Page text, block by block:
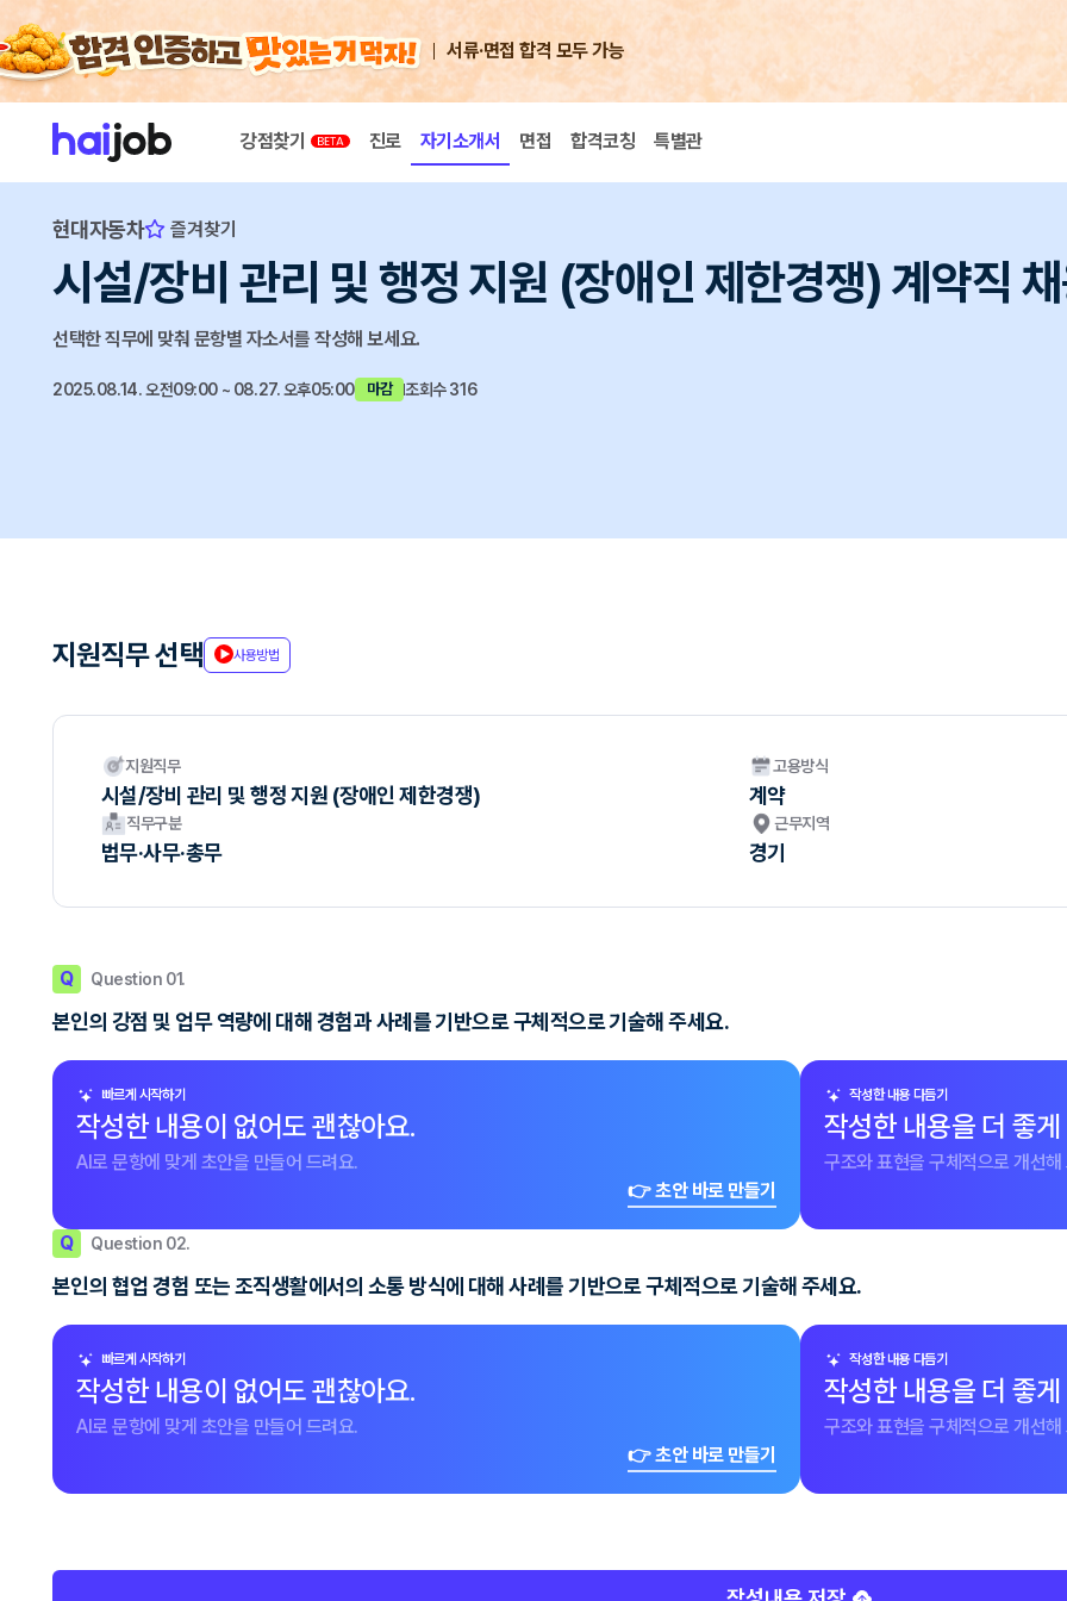
서류·면접 합격 모두 가능
강점찾기 진로 자기소개서 면접 합격코칭 특별관
현대자동차 즐겨찾기
시설/장비 관리 및 행정 지원 (장애인 제한경쟁) 계약직
선택한 직무에 맞춰 문항별 자소서를 작성해 보세요.
2025.08.14. 오전09:00 ~ 08.27. 오후05:00 마감 조회수 316
지원직무 선택 사용방법
지원직무
시설/장비 관리 및 행정 지원 (장애인 제한경쟁)
고용방식
계약
직무구분
법무·사무·총무
근무지역
경기
Q Question 01.
본인의 강점 및 업무 역량에 대해 경험과 사례를 기반으로 구체적으로 기술해 주세요.
빠르게 시작하기
작성한 내용이 없어도 괜찮아요.
AI로 문항에 맞게 초안을 만들어 드려요.
👉 초안 바로 만들기
작성한 내용 다듬기
작성한 내용을 더 좋
구조와 표현을 구체적으로 개선해
Q Question 02.
본인의 협업 경험 또는 조직생활에서의 소통 방식에 대해 사례를 기반으로 구체적으로 기술해 주세요.
빠르게 시작하기
작성한 내용이 없어도 괜찮아요.
AI로 문항에 맞게 초안을 만들어 드려요.
👉 초안 바로 만들기
작성한 내용 다듬기
작성한 내용을 더 좋
구조와 표현을 구체적으로 개선해